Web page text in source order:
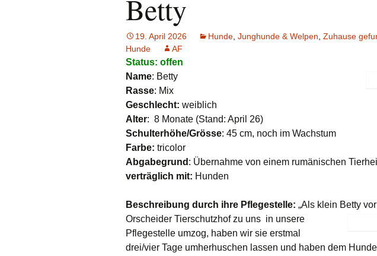
e.V. 1 – 3 Jahre
Katzen Notfellchen
Katzen
Kaninchen
Schildkröten & Exoten
Wellensittiche & Andere
Der
Betty
19. April 2026 Hunde Junghunde & Welpen Zuhause
Hunde
AF
Status: offen
Name: Betty
Rasse: Mix
Geschlecht: weiblich
Alter: 8 Monate (Stand: April 26)
Schulterhöhe/Grösse: 45 cm, noch im Wachstum
Farbe: tricolor
Abgabegrund : Übernahme von einem rumänischen
verträglich mit: Hunden
Beschreibung durch ihre Pflegestelle: „Als klein Betty
Orscheider Tierschutzhof zu uns in unsere
Pflegestelle umzog, haben wir sie erstmal
drei/vier Tage umherhuschen lassen und haben dem